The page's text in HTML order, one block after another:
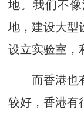
地。我们不
地，建设大型
设立实验室，
而香港也有
较好，香港有